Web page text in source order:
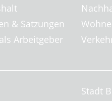
& Satzungen
Arbeitgeber
Stadt